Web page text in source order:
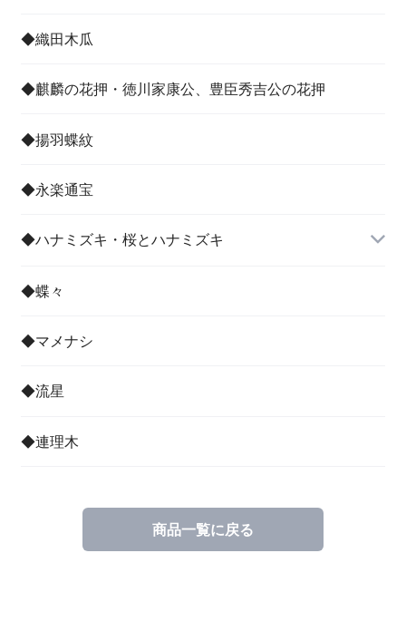
その他
◆織田木瓜
◆麒麟の花押・徳川家康公、豊臣秀吉公の花押
◆揚羽蝶紋
◆永楽通宝
◆ハナミズキ・桜とハナミズキ
◆蝶々
◆マメナシ
◆流星
◆連理木
商品一覧に戻る